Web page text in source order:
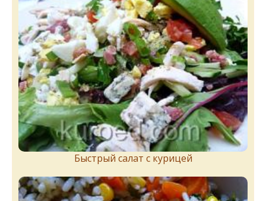
Быстрый салат с курицей